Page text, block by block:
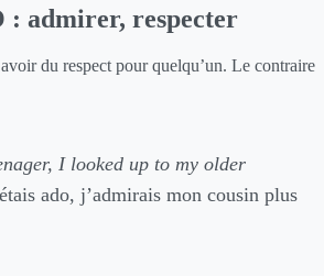
admirer, respecter
du respect pour quelqu’un. Le contraire
I looked up to my older
ado, j’admirais mon cousin plus